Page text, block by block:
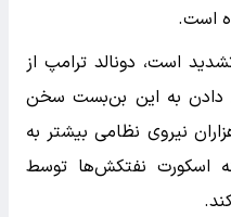
است.
است، دونالد ترامپ از
دادن به این بن‌بست سخن
نیروی نظامی بیشتر به
اسکورت نفتکش‌ها توسط